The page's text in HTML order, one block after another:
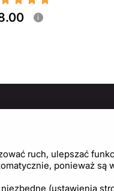
i
cookie
ruch, ulepszać
ponieważ są
(ustawienia